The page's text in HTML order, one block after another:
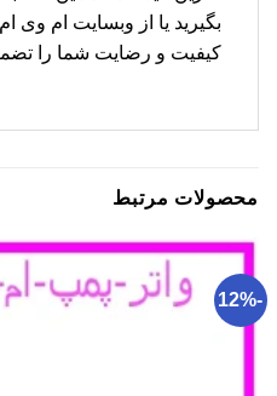
بگیرید یا از وبسایت ام وی
کیفیت و رضایت شما را
محصولات مرتبط
-12%